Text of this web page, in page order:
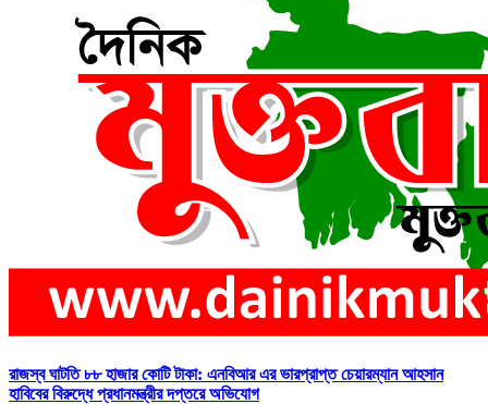
রাজস্ব ঘাটতি ৮৮ হাজার কোটি টাকা: এনবিআর এর ভারপ্রাপ্ত চেয়ারম্যান আহসান
হাবিবের বিরুদ্ধে প্রধানমন্ত্রীর দপ্তরে অভিযোগ